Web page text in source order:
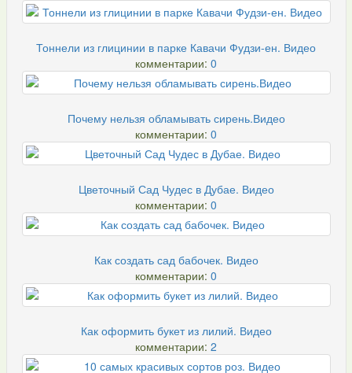
Тоннели из глицинии в парке Кавачи Фудзи-ен. Видео
комментарии: 0
Почему нельзя обламывать сирень.Видео
комментарии: 0
Цветочный Сад Чудес в Дубае. Видео
комментарии: 0
Как создать сад бабочек. Видео
комментарии: 0
Как оформить букет из лилий. Видео
комментарии: 2